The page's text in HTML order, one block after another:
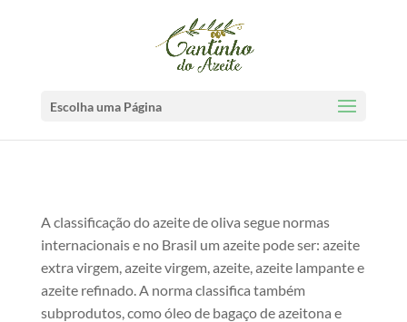
Escolha uma Página
A classificação do azeite de oliva segue normas
internacionais e no Brasil um azeite pode ser: azeite
extra virgem, azeite virgem, azeite, azeite lampante e
azeite refinado. A norma classifica também
subprodutos, como óleo de bagaço de azeitona e